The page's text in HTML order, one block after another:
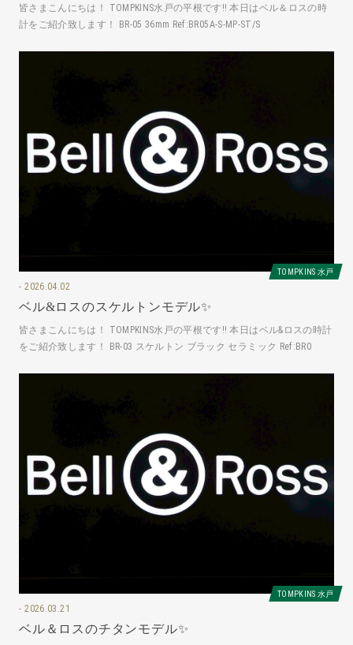
皆さまこんにちは！ TOMPKINS水戸の平根です‼️ 本日はベル＆ロスの時
計をご紹介致します！ BR-05 36mm Ref:BR05A-S-MP-ST/S
TOMPKINS 水戸
2026.04.02
ベル&ロスのスケルトンモデル✨
皆さまこんにちは！ TOMPKINS水戸の平根です‼️ 本日はベル&ロスの時計
をご紹介致します！ BR-03 スケルトン ブラック セラミック Ref:BR0
TOMPKINS 水戸
2026.03.21
ベル＆ロスのチタンモデル✨